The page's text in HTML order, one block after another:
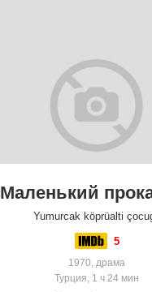
Маленький
Yumurcak köprüalti
5
1970, драма
Турция, 1 ч 24 мин